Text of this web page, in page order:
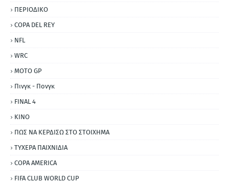
ΠΕΡΙΟΔΙΚΟ
COPA DEL REY
NFL
WRC
MOTO GP
Πινγκ - Πονγκ
FINAL 4
ΚΙΝΟ
ΠΩΣ ΝΑ ΚΕΡΔΙΣΩ ΣΤΟ ΣΤΟΙΧΗΜΑ
ΤΥΧΕΡΑ ΠΑΙΧΝΙΔΙΑ
COPA AMERICA
FIFA CLUB WORLD CUP